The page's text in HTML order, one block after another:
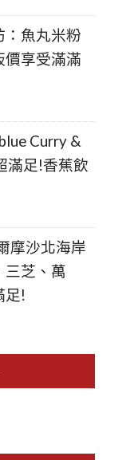
：魚丸米粉
價享受滿滿
Curry &
滿足!香蕉飲
摩沙北海岸
三芝、萬
足!